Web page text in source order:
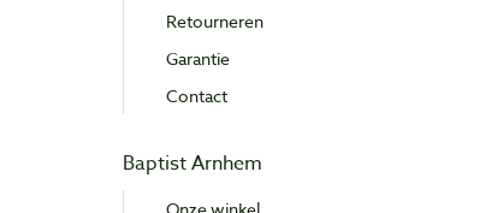
Retourneren
Garantie
Contact
Baptist Arnhem